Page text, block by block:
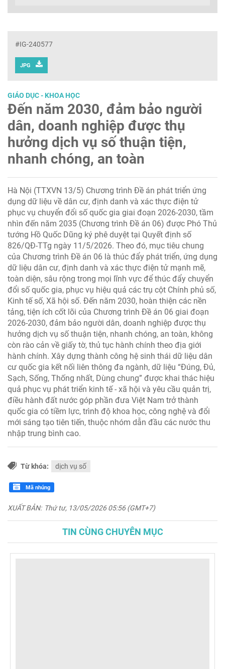
#IG-240577
JPG
GIÁO DỤC - KHOA HỌC
Đến năm 2030, đảm bảo người
dân, doanh nghiệp được thụ
hưởng dịch vụ số thuận tiện,
nhanh chóng, an toàn
Hà Nội (TTXVN 13/5) Chương trình Đề án phát triển ứng
dụng dữ liệu về dân cư, định danh và xác thực điện tử
phục vụ chuyển đổi số quốc gia giai đoạn 2026-2030, tầm
nhìn đến năm 2035 (Chương trình Đề án 06) được Phó Thủ
tướng Hồ Quốc Dũng ký phê duyệt tại Quyết định số
826/QĐ-TTg ngày 11/5/2026. Theo đó, mục tiêu chung
của Chương trình Đề án 06 là thúc đẩy phát triển, ứng dụng
dữ liệu dân cư, định danh và xác thực điện tử mạnh mẽ,
toàn diện, sâu rộng trong mọi lĩnh vực để thúc đẩy chuyển
đổi số quốc gia, phục vụ hiệu quả các trụ cột Chính phủ số,
Kinh tế số, Xã hội số. Đến năm 2030, hoàn thiện các nền
tảng, tiện ích cốt lõi của Chương trình Đề án 06 giai đoạn
2026-2030, đảm bảo người dân, doanh nghiệp được thụ
hưởng dịch vụ số thuận tiện, nhanh chóng, an toàn, không
còn rào cản về giấy tờ, thủ tục hành chính theo địa giới
hành chính. Xây dựng thành công hệ sinh thái dữ liệu dân
cư quốc gia kết nối liên thông đa ngành, dữ liệu “Đúng, Đủ,
Sạch, Sống, Thống nhất, Dùng chung” được khai thác hiệu
quả phục vụ phát triển kinh tế - xã hội và yêu cầu quản trị,
điều hành đất nước góp phần đưa Việt Nam trở thành
quốc gia có tiềm lực, trình độ khoa học, công nghệ và đổi
mới sáng tạo tiên tiến, thuộc nhóm dẫn đầu các nước thu
nhập trung bình cao.
Từ khóa: dịch vụ số
Mã nhúng
XUẤT BẢN: Thứ tư, 13/05/2026 05:56 (GMT+7)
TIN CÙNG CHUYÊN MỤC